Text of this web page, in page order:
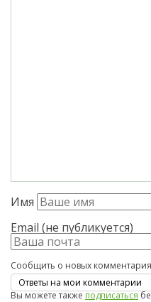
Имя
Email (не публикуется)
Сообщить о новых
Вы можете такжеподписаться